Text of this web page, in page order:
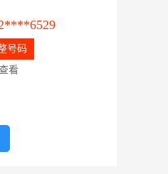
号码
看